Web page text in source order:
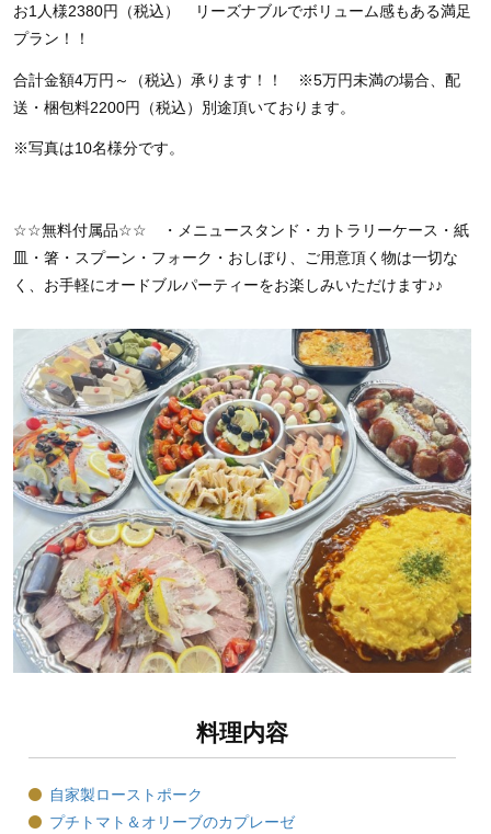
お1人様2380円（税込） リーズナブルでボリューム感もある満足
プラン！！
合計金額4万円～（税込）承ります！！ ※5万円未満の場合、配
送・梱包料2200円（税込）別途頂いております。
※写真は10名様分です。
☆☆無料付属品☆☆ ・メニュースタンド・カトラリーケース・紙
皿・箸・スプーン・フォーク・おしぼり、ご用意頂く物は一切な
く、お手軽にオードブルパーティーをお楽しみいただけます♪♪
料理内容
自家製ローストポーク
プチトマト＆オリーブのカプレーゼ